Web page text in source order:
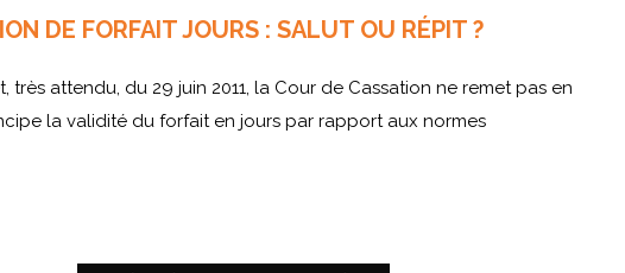
DE FORFAIT JOURS : SALUT OU RÉPIT ?
très attendu, du 29 juin 2011, la Cour de Cassation ne remet pas en
la validité du forfait en jours par rapport aux normes